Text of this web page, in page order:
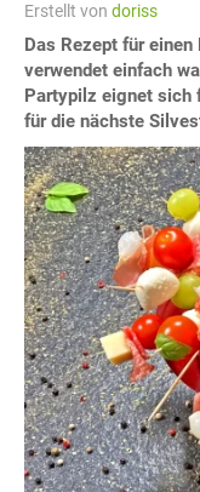
Erstellt von doriss
Das Rezept für
verwendet einfach
Partypilz eignet sich
für die nächste